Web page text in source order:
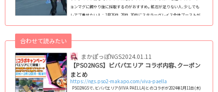
ョンマグに餌やり後に採取するのがおすすめ｡ 鉱石が足りない人､少しでも
レアブ乗せたい人：1月26日､28日､30日にステラーグレイス全体ブーストが
のランダマイト鉱石の情報まとめ｡他の鉱石とは違う特殊な鉱石で､1個壊す
だけでランダムな鉱石が大量に手に入ります｡ 特定のイベント期間限定で登
場するランダマ...
まかぽっぽNGS
合わせて読みたい
2024.01.11
【PSO2NGS】ビバパエリア コラボ内容､クーポン
まとめ
https://ngs.pso2-makapo.com/viva-paella
PSO2NGSで､ビバパエリア(VIVA PAELLA)とのコラボが2024年1月11日(木)